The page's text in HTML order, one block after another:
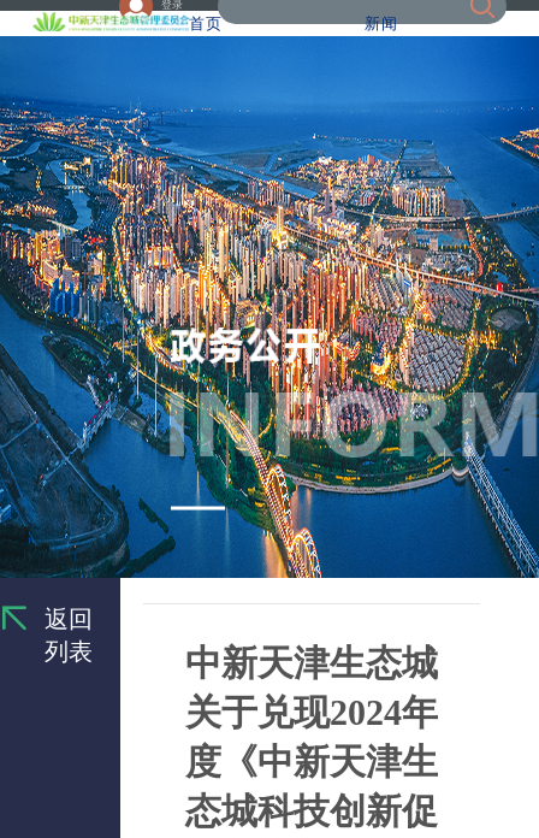
登录
首页 新闻
返回
列表
中新天津生态城
关于兑现2024年
度《中新天津生
态城科技创新促